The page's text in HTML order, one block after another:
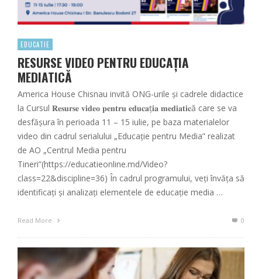
EDUCATIE
RESURSE VIDEO PENTRU EDUCAȚIA
MEDIATICĂ
America House Chisnau invită ONG-urile și cadrele didactice
la Cursul 𝐑𝐞𝐬𝐮𝐫𝐬𝐞 𝐯𝐢𝐝𝐞𝐨 𝐩𝐞𝐧𝐭𝐫𝐮 𝐞𝐝𝐮𝐜𝐚ț𝐢𝐚 𝐦𝐞𝐝𝐢𝐚𝐭𝐢𝐜ă care se va
desfășura în perioada 11 – 15 iulie, pe baza materialelor
video din cadrul serialului „Educație pentru Media” realizat
de AO „Centrul Media pentru
Tineri”(https://educatieonline.md/Video?
class=22&discipline=36) În cadrul programului, veți învăța să
identificați și analizați elementele de educație media …
Read More 0